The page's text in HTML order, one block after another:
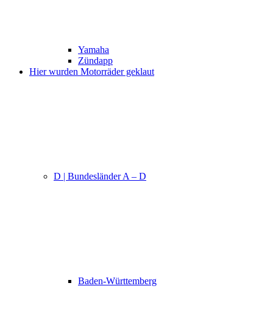
Yamaha
Zündapp
Hier wurden Motorräder geklaut
D | Bundesländer A – D
Baden-Württemberg